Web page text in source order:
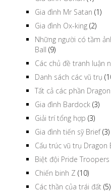
Gia đình Mr Satan (1)
Gia đình Ox-king (2)
Những người có tầm
Ball (9)
Các chủ đề tranh luận
Danh sách các vũ trụ
Tất cả các phần
Gia đình Bardock (3)
Giải trí tổng hợp (3)
Gia đình tiến sỹ Brief(3)
Cấu trúc vũ trụ Dragon
Biệt đội Pride Troopers
Chiến binh Z (10)
Các thần của trái đất (5)